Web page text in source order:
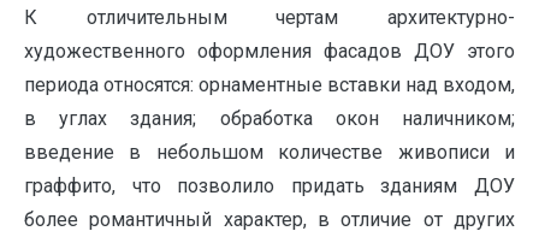
К отличительным чертам архитектурно-
художественного оформления фасадов ДОУ этого
периода относятся: орнаментные вставки над входом,
в углах здания; обработка окон наличником;
введение в небольшом количестве живописи и
граффито, что позволило придать зданиям ДОУ
более романтичный характер, в отличие от других